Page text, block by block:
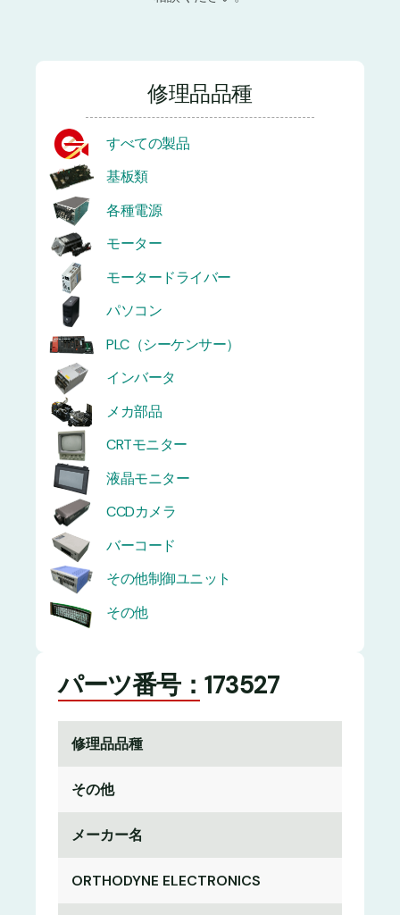
修理品品種
すべての製品
基板類
各種電源
モーター
モータードライバー
パソコン
PLC（シーケンサー）
インバータ
メカ部品
CRTモニター
液晶モニター
CCDカメラ
バーコード
その他制御ユニット
その他
パーツ番号：173527
修理品品種
その他
メーカー名
ORTHODYNE ELECTRONICS